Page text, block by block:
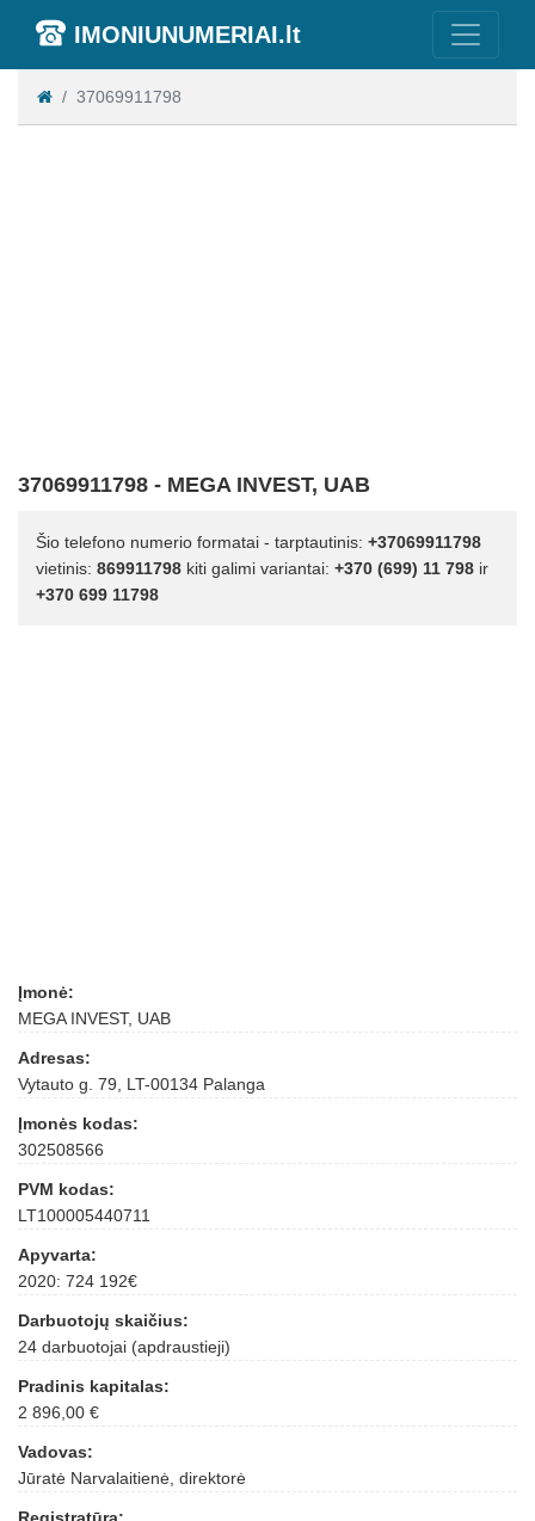
IMONIUNUMERIAI.lt
37069911798
37069911798 - MEGA INVEST, UAB
Šio telefono numerio formatai - tarptautinis: +37069911798
vietinis: 869911798 kiti galimi variantai: +370 (699) 11 798 ir
+370 699 11798
Įmonė:
MEGA INVEST, UAB
Adresas:
Vytauto g. 79, LT-00134 Palanga
Įmonės kodas:
302508566
PVM kodas:
LT100005440711
Apyvarta:
2020: 724 192€
Darbuotojų skaičius:
24 darbuotojai (apdraustieji)
Pradinis kapitalas:
2 896,00 €
Vadovas:
Jūratė Narvalaitienė, direktorė